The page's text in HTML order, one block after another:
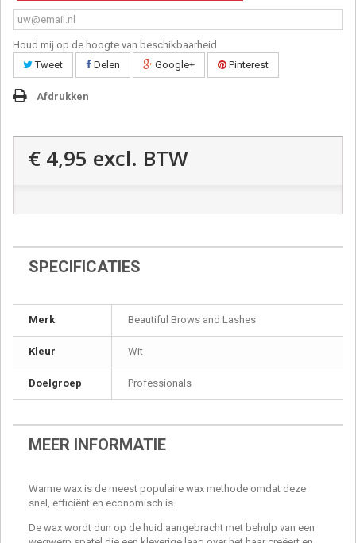
Houd mij op de hoogte van beschikbaarheid
Tweet
Delen Google+ Pinterest
Afdrukken
€ 4,95 excl. BTW
SPECIFICATIES
Merk Beautiful Brows and Lashes
Kleur Wit
Doelgroep Professionals
MEER INFORMATIE
Warme wax is de meest populaire wax methode omdat deze
snel, efficiënt en economisch is.
De wax wordt dun op de huid aangebracht met behulp van een